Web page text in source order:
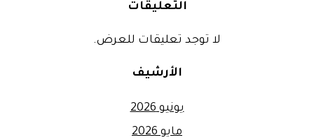
التعليقات
لا توجد تعليقات للعرض.
الأرشيف
يونيو 2026
مايو 2026